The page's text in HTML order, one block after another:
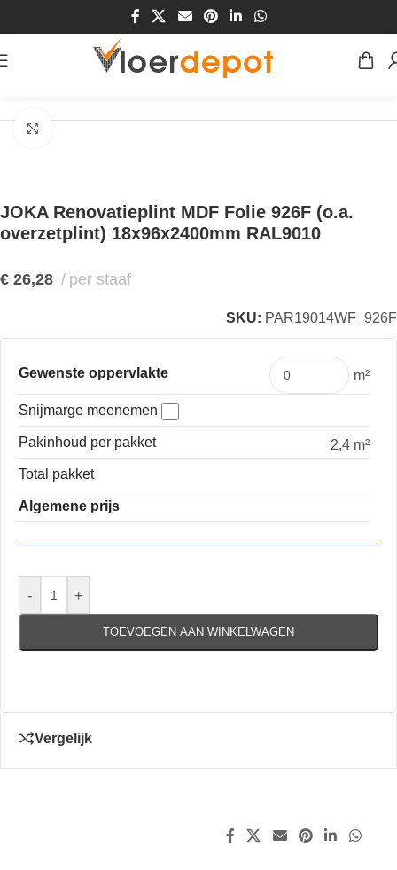
JOKA Renovatieplint MDF Folie 926F (o.a.
overzetplint) 18x96x2400mm RAL9010
€ 26,28 per staaf
SKU: PAR19014WF_926F
Gewenste oppervlakte m²
Snijmarge meenemen
Pakinhoud per pakket
2,4 m²
Total pakket
Algemene prijs
- +
TOEVOEGEN AAN WINKELWAGEN
Vergelijk